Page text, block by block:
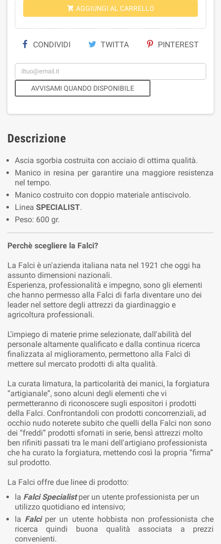
 AGGIUNGI AL CARRELLO
CONDIVIDI TWITTA PINTEREST
AVVISAMI QUANDO DISPONIBILE
Descrizione
Ascia sgorbia costruita con acciaio di ottima qualità.
Manico in resina per garantire una maggiore resistenza
nel tempo.
Manico costruito con doppio materiale antiscivolo.
Linea SPECIALIST.
Peso: 600 gr.
Perchè scegliere la Falci?
La Falci è un'azienda italiana nata nel 1921 che oggi ha
assunto dimensioni nazionali.
Esperienza, professionalità e impegno, sono gli elementi
che hanno permesso alla Falci di farla diventare uno dei
leader nel settore degli attrezzi da giardinaggio e
agricoltura professionali.
L'impiego di materie prime selezionate, dall'abilità del
personale altamente qualificato e dalla continua ricerca
finalizzata al miglioramento, permettono alla Falci di
mettere sul mercato prodotti di alta qualità.
La curata limatura, la particolarità dei manici, la forgiatura
“artigianale”, sono alcuni degli elementi che vi
permetteranno di riconoscere sugli espositori i prodotti
della Falci. Confrontandoli con prodotti concorrenziali, ad
occhio nudo noterete subito che quelli della Falci non sono
dei “freddi” prodotti sfornati in serie, bensì attrezzi molto
ben rifiniti passati tra le mani dell'artigiano professionista
che ha curato la forgiatura, mettendo così la propria “firma”
sul prodotto.
La Falci offre due linee di prodotto:
la Falci Specialistper un utente professionista per un
utilizzo quotidiano ed intensivo;
la Falci per un utente hobbista non professionista che
ricerca quindi buona qualità associata a prezzi
convenienti.